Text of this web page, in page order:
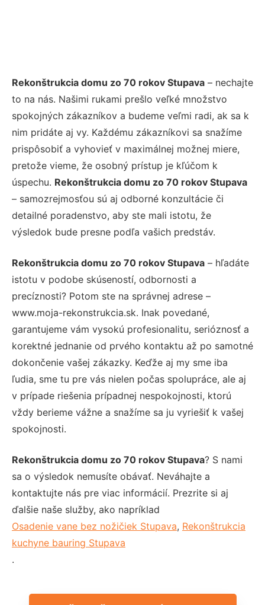
Rekonštrukcia domu zo 70 rokov Stupava – nechajte
to na nás. Našimi rukami prešlo veľké množstvo
spokojných zákazníkov a budeme veľmi radi, ak sa k
nim pridáte aj vy. Každému zákazníkovi sa snažíme
prispôsobiť a vyhovieť v maximálnej možnej miere,
pretože vieme, že osobný prístup je kľúčom k
úspechu. Rekonštrukcia domu zo 70 rokov Stupava
– samozrejmosťou sú aj odborné konzultácie či
detailné poradenstvo, aby ste mali istotu, že
výsledok bude presne podľa vašich predstáv.
Rekonštrukcia domu zo 70 rokov Stupava – hľadáte
istotu v podobe skúseností, odbornosti a
precíznosti? Potom ste na správnej adrese –
www.moja-rekonstrukcia.sk. Inak povedané,
garantujeme vám vysokú profesionalitu, serióznosť a
korektné jednanie od prvého kontaktu až po samotné
dokončenie vašej zákazky. Keďže aj my sme iba
ľudia, sme tu pre vás nielen počas spolupráce, ale aj
v prípade riešenia prípadnej nespokojnosti, ktorú
vždy berieme vážne a snažíme sa ju vyriešiť k vašej
spokojnosti.
Rekonštrukcia domu zo 70 rokov Stupava? S nami
sa o výsledok nemusíte obávať. Neváhajte a
kontaktujte nás pre viac informácií. Prezrite si aj
ďalšie naše služby, ako napríklad
Osadenie vane bez nožičiek Stupava, Rekonštrukcia
kuchyne bauring Stupava
.